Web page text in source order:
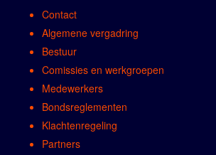
Contact
Algemene vergadring
Bestuur
Comissies en werkgroepen
Medewerkers
Bondsreglementen
Klachtenregeling
Partners